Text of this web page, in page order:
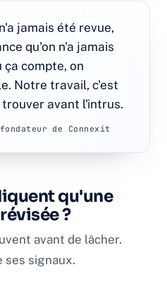
jamais été revue,
qu'on n'a jamais
ça compte, on
Notre travail, c'est
avant l'intrus.
de Connexit
qu'une
?
avant de lâcher.
ses signaux.